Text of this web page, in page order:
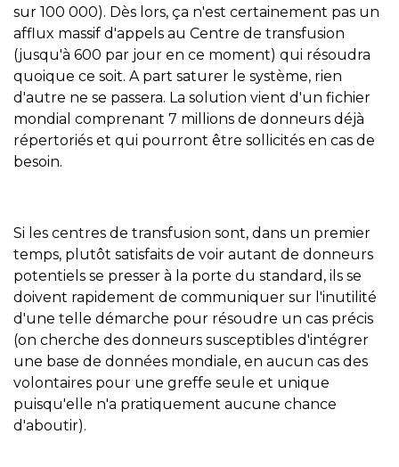
sur 100 000). Dès lors, ça n'est certainement pas un
afflux massif d'appels au Centre de transfusion
(jusqu'à 600 par jour en ce moment) qui résoudra
quoique ce soit. A part saturer le système, rien
d'autre ne se passera. La solution vient d'un fichier
mondial comprenant 7 millions de donneurs déjà
répertoriés et qui pourront être sollicités en cas de
besoin.
Si les centres de transfusion sont, dans un premier
temps, plutôt satisfaits de voir autant de donneurs
potentiels se presser à la porte du standard, ils se
doivent rapidement de communiquer sur l'inutilité
d'une telle démarche pour résoudre un cas précis
(on cherche des donneurs susceptibles d'intégrer
une base de données mondiale, en aucun cas des
volontaires pour une greffe seule et unique
puisqu'elle n'a pratiquement aucune chance
d'aboutir).